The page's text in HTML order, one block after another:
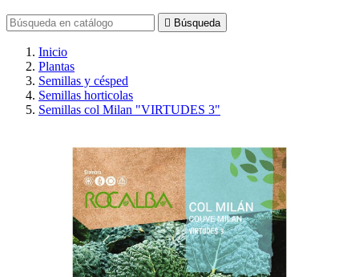
 Búsqueda
Inicio
Plantas
Semillas y césped
Semillas horticolas
Semillas col Milan "VIRTUDES 3"